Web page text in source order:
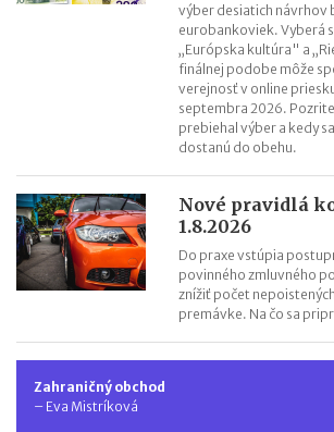
výber desiatich návrhov
eurobankoviek. Vyberá
„Európska kultúra" a
finálnej podobe môže
verejnosť v online
septembra 2026.
prebiehal výber a kedy
dostanú do obehu.
Nové pravidlá
1.8.2026
Do praxe vstúpia
povinného zmluvného
znížiť počet
premávke. Na čo sa
Zahraničný obchod
– Eva Mistríková